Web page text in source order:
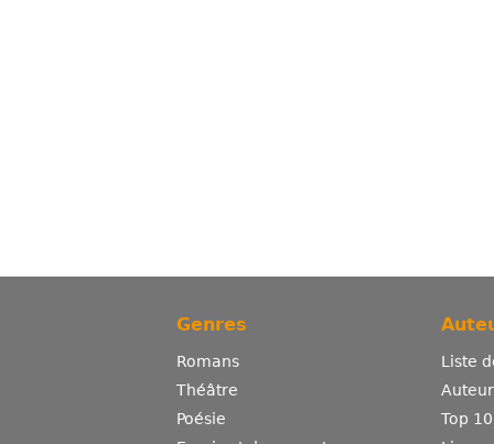
Genres
Romans
Théâtre
Poésie
Liste
Top